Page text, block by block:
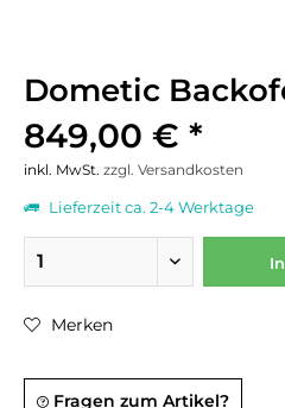
Dometic
849,00 € *
inkl. MwSt. zzgl. Versandkosten
Lieferzeit ca. 2-4 Werktage
Merken
Fragen zum Artikel?